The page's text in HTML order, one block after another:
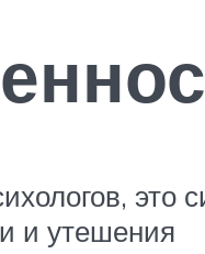
это
и утешения